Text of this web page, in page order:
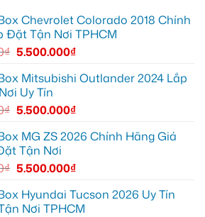
Chevrolet Colorado 2018 Chính
Đặt Tận Nơi TPHCM
₫ 5.500.000₫
Mitsubishi Outlander 2024 Lắp
Uy Tín
₫ 5.500.000₫
MG ZS 2026 Chính Hãng Giá
Tận Nơi
₫ 5.500.000₫
Hyundai Tucson 2026 Uy Tín
Nơi TPHCM